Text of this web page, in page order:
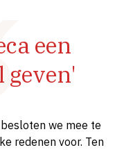
een
geven'
we mee te
redenen voor. Ten